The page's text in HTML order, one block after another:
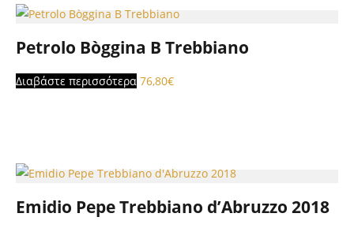
Petrolo Bòggina B Trebbiano
Διαβάστε περισσότερα 76,80€
Emidio Pepe Trebbiano d’Abruzzo 2018